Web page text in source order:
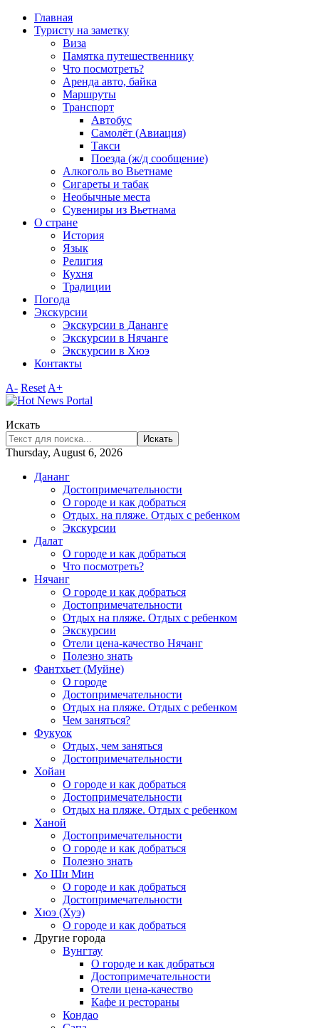
Главная
Туристу на заметку
Виза
Памятка путешественнику
Что посмотреть?
Аренда авто, байка
Маршруты
Транспорт
Автобус
Самолёт (Авиация)
Такси
Поезда (ж/д сообщение)
Алкоголь во Вьетнаме
Сигареты и табак
Необычные места
Сувениры из Вьетнама
О стране
История
Язык
Религия
Кухня
Традиции
Погода
Экскурсии
Экскурсии в Дананге
Экскурсии в Нячанге
Экскурсии в Хюэ
Контакты
A- Reset A+
Искать
Искать
Thursday, August 6, 2026
Дананг
Достопримечательности
О городе и как добраться
Отдых. на пляже. Отдых с ребенком
Экскурсии
Далат
О городе и как добраться
Что посмотреть?
Нячанг
О городе и как добраться
Достопримечательности
Отдых на пляже. Отдых с ребенком
Экскурсии
Отели цена-качество Нячанг
Полезно знать
Фантхьет (Муйне)
О городе
Достопримечательности
Отдых на пляже. Отдых с ребенком
Чем заняться?
Фукуок
Отдых, чем заняться
Достопримечательности
Хойан
О городе и как добраться
Достопримечательности
Отдых на пляже. Отдых с ребенком
Ханой
Достопримечательности
О городе и как добраться
Полезно знать
Хо Ши Мин
О городе и как добраться
Достопримечательности
Хюэ (Хуэ)
О городе и как добраться
Другие города
Вунгтау
О городе и как добраться
Достопримечательности
Отели цена-качество
Кафе и рестораны
Кондао